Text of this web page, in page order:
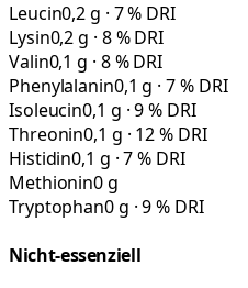
Leucin0,2 g · 7 % DRI
Lysin0,2 g · 8 % DRI
Valin0,1 g · 8 % DRI
Phenylalanin0,1 g · 7 % DRI
Isoleucin0,1 g · 9 % DRI
Threonin0,1 g · 12 % DRI
Histidin0,1 g · 7 % DRI
Methionin0 g
Tryptophan0 g · 9 % DRI
Nicht-essenziell